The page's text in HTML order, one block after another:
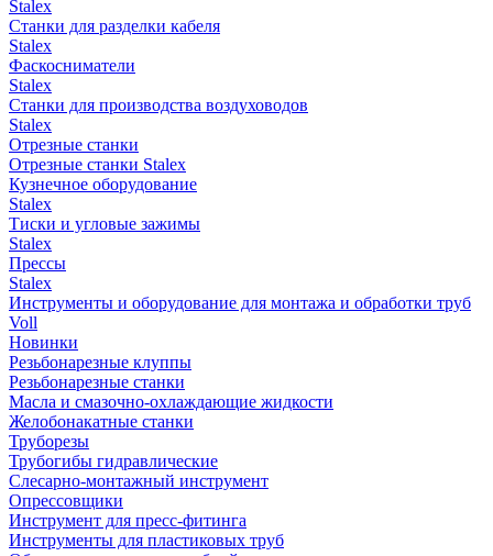
Stalex
Станки для разделки кабеля
Stalex
Фаскосниматели
Stalex
Станки для производства воздуховодов
Stalex
Отрезные станки
Отрезные станки Stalex
Кузнечное оборудование
Stalex
Тиски и угловые зажимы
Stalex
Прессы
Stalex
Инструменты и оборудование для монтажа и обработки труб
Voll
Новинки
Резьбонарезные клуппы
Резьбонарезные станки
Масла и смазочно-охлаждающие жидкости
Желобонакатные станки
Труборезы
Трубогибы гидравлические
Слесарно-монтажный инструмент
Опрессовщики
Инструмент для пресс-фитинга
Инструменты для пластиковых труб